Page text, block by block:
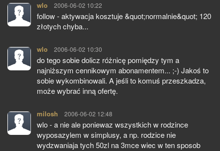
wlo pisze:
2006-06-02 10:22
follow - aktywacja kosztuje &quot;normalnie&quot; 120
złotych chyba...
wlo pisze:
2006-06-02 10:30
do tego sobie dolicz różnicę pomiędzy tym a
najniższym cennikowym abonamentem... ;-) Jakoś to
sobie wykombinowali. A jeśli to komuś przeszkadza,
może wybrać inną ofertę.
milosh pisze:
2006-06-02 12:48
wlo - a nie ale poniewaz wszystkich w rodzince
wyposazylem w simplusy, a np. rodzice nie
wydzwaniaja tych 50zl na 3mce wiec w ten sposob